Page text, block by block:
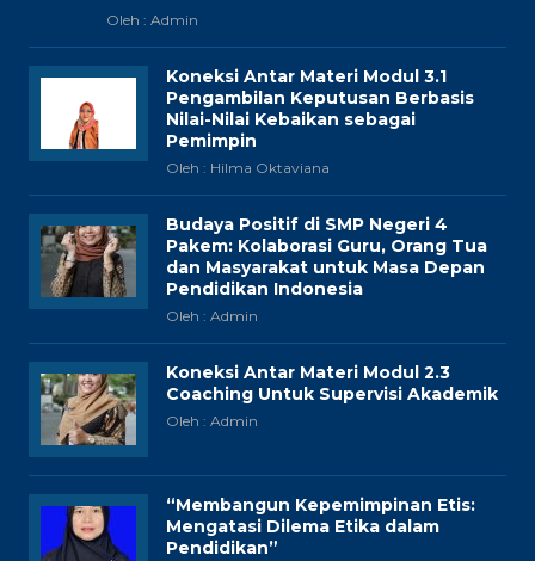
Oleh : Admin
Koneksi Antar Materi Modul 3.1
Pengambilan Keputusan Berbasis
Nilai-Nilai Kebaikan sebagai
Pemimpin
Oleh : Hilma Oktaviana
Budaya Positif di SMP Negeri 4
Pakem: Kolaborasi Guru, Orang Tua
dan Masyarakat untuk Masa Depan
Pendidikan Indonesia
Oleh : Admin
Koneksi Antar Materi Modul 2.3
Coaching Untuk Supervisi Akademik
Oleh : Admin
“Membangun Kepemimpinan Etis:
Mengatasi Dilema Etika dalam
Pendidikan”